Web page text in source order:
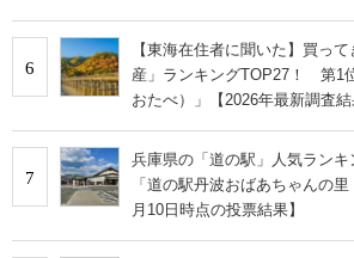
6
【東海在住者に聞いた】買っ
産」ランキングTOP27！ 第1
おたべ）」【2026年最新調査結
7
兵庫県の「道の駅」人気ラン
「道の駅丹波おばあちゃんの
月10日時点の投票結果】